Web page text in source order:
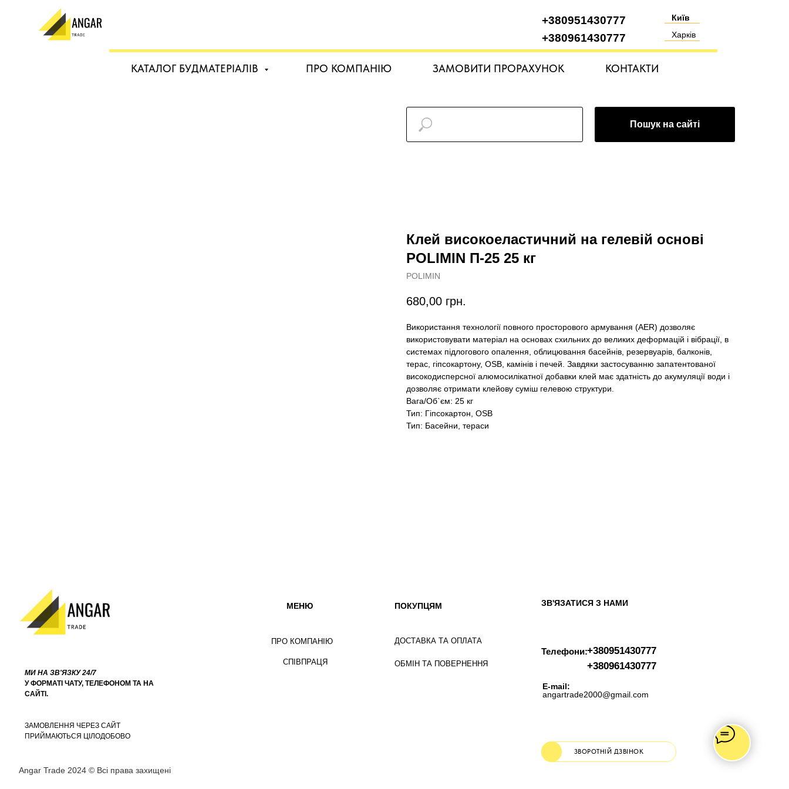
+380961430777
+380951430777
Київ
Харків
КАТАЛОГ БУДМАТЕРІАЛІВ ПРО КОМПАНІЮ ЗАМОВИТИ ПРОРАХУНОК КОНТАКТИ
Пошук на сайті
Клей високоеластичний на гелевій основі
POLIMIN П-25 25 кг
POLIMIN
680,00 грн.
Використання технології повного просторового армування (AER) дозволяє
використовувати матеріал на основах схильних до великих деформацій і вібрації, в
системах підлогового опалення, облицювання басейнів, резервуарів, балконів,
терас, гіпсокартону, OSB, камінів і печей. Завдяки застосуванню запатентованої
високодисперсної алюмосилікатної добавки клей має здатність до акумуляції води і
дозволяє отримати клейову суміш гелевою структури.
Вага/Об`єм: 25 кг
Тип: Гіпсокартон, OSB
Тип: Басейни, тераси
Angar Trade 2024 © Всі права захищені
ПРО КОМПАНІЮ
СПІВПРАЦЯ
ДОСТАВКА ТА ОПЛАТА
ОБМІН ТА ПОВЕРНЕННЯ
ПОКУПЦЯМ
МИ НА ЗВ'ЯЗКУ 24/7
У ФОРМАТІ ЧАТУ, ТЕЛЕФОНОМ ТА НА
САЙТІ.
ЗВ'ЯЗАТИСЯ З НАМИ
Телефони:
МЕНЮ
E-mail:
angartrade2000@gmail.com
ЗВОРОТНІЙ ДЗВІНОК
ЗАМОВЛЕННЯ ЧЕРЕЗ САЙТ
ПРИЙМАЮТЬСЯ ЦІЛОДОБОВО
+380951430777
+380961430777